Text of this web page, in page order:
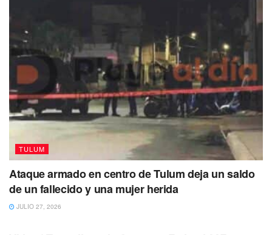
“Sí ha repercutido en el sentido en que la
gente se siente insegura por el hecho de
venir y ver si va a haber algún problema con
la transportación de su hotel a donde
quieran ir, o del aeropuerto a su hotel. Sí hay
repercusiones de cualquier manera, hubo
cancelaciones y al sector hotelero, náutico y
los guías de turistas nos pegó en ese
aspecto”, sostuvo.
TULUM
Ataque armado en centro de Tulum deja un saldo
de un fallecido y una mujer herida
JULIO 27, 2026